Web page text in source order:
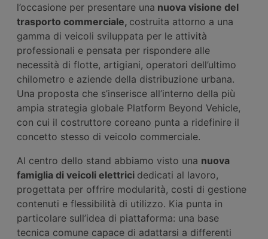
l’occasione per presentare una nuova visione del
trasporto commerciale, costruita attorno a una
gamma di veicoli sviluppata per le attività
professionali e pensata per rispondere alle
necessità di flotte, artigiani, operatori dell’ultimo
chilometro e aziende della distribuzione urbana.
Una proposta che s’inserisce all’interno della più
ampia strategia globale Platform Beyond Vehicle,
con cui il costruttore coreano punta a ridefinire il
concetto stesso di veicolo commerciale.
Al centro dello stand abbiamo visto una nuova
famiglia di veicoli elettrici dedicati al lavoro,
progettata per offrire modularità, costi di gestione
contenuti e flessibilità di utilizzo. Kia punta in
particolare sull’idea di piattaforma: una base
tecnica comune capace di adattarsi a differenti